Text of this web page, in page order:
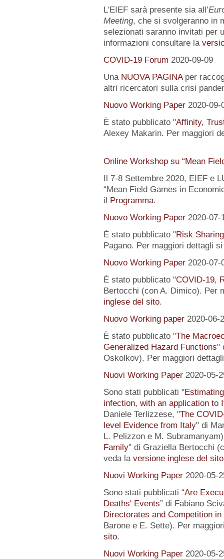
L'EIEF sarà presente sia all’
Meeting, che si svolgeranno in
selezionati saranno invitati per
informazioni consultare la
COVID-19 Forum 2020-09-09
Una NUOVA PAGINAper
altri ricercatori sulla crisi
Nuovo Working Paper 2020-09-
È stato pubblicato "Affinity,
Alexey Makarin. Per maggiori
Online Workshop su “Mean
Il 7-8 Settembre 2020, EIEF e
“Mean Field Games in
il Programma.
Nuovo Working Paper 2020-07-
È stato pubblicato "Risk
Pagano. Per maggiori dettagli
Nuovo Working Paper 2020-07-
È stato pubblicato "COVID-19,
Bertocchi (con A. Dimico). Per
inglese del sito.
Nuovo Working paper 2020-06-
È stato pubblicato "The
Generalized Hazard Functions"
Oskolkov). Per maggiori
Nuovi Working Paper 2020-05-
Sono stati pubblicati "
infection, with an application to
Daniele Terlizzese, "The
level Evidence from Italy" di
L. Pelizzon e M.
Family" di Graziella Bertocchi
veda la versione inglese del sito
Nuovi Working Paper 2020-05-
Sono stati pubblicati “Are
Deaths' Events” di Fabiano
Directorates and Competition in
Barone e E. Sette). Per
sito.
Nuovi Working Paper 2020-05-